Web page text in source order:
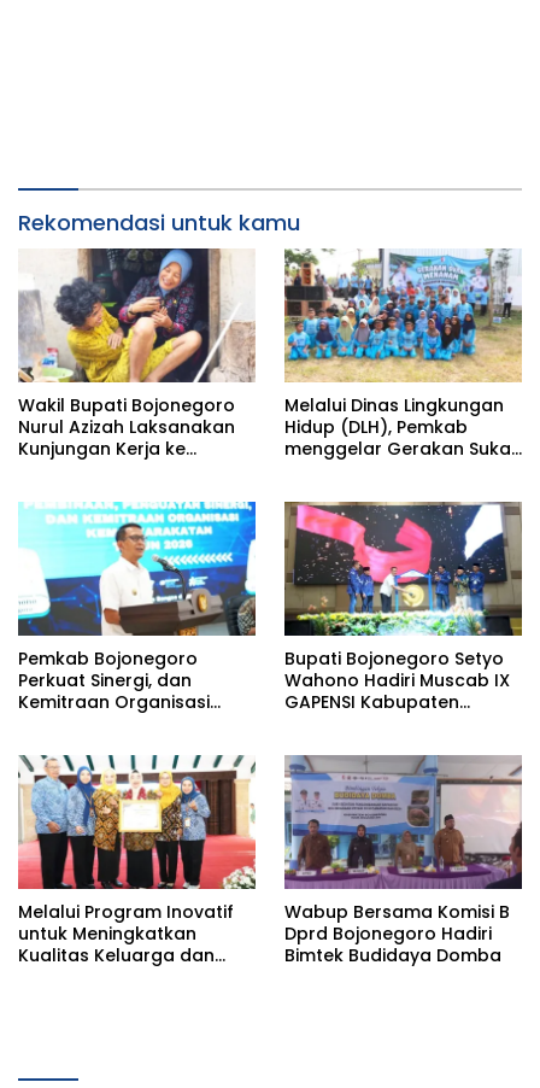
Rekomendasi untuk kamu
Wakil Bupati Bojonegoro
Nurul Azizah Laksanakan
Kunjungan Kerja ke
Melalui Dinas Lingkungan
Hidup (DLH), Pemkab
menggelar Gerakan Suka
Pemkab Bojonegoro
Perkuat Sinergi, dan
Kemitraan Organisasi
Bupati Bojonegoro Setyo
Wahono Hadiri Muscab IX
GAPENSI Kabupaten
Melalui Program Inovatif
untuk Meningkatkan
Kualitas Keluarga dan
Wabup Bersama Komisi B
Dprd Bojonegoro Hadiri
Bimtek Budidaya Domba